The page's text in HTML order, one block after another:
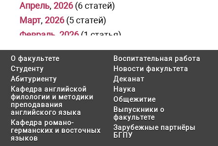
Апрель, 2026 (6 статей)
Март, 2026 (5 статей)
Февраль 2026 (1 статья)
Январь,2026(1 статья)
Декабрь,
(3 статьи)
Ноябрь,2025
(1 статья)
Октябрь,2025(2 статьи)
Июль,2025
Июнь ,2025(1 статья)
Май,2025 (2 статьи)
О факультете
Студенту
Абитуриенту
Кафедра английской
филологии и методики
преподавания
английского языка
Кафедра романо-
германских и восточных
языков
Воспитательная работа
Новости факультета
Деканат
Наука
Общежитие
Выпускники о
факультете
Зарубежные партнёры
БГПУ